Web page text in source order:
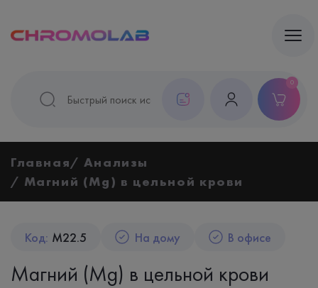
0
Главная
Анализы
Магний (Mg) в цельной крови
Код: M22.5 На дому В офисе
Магний (Mg) в цельной крови